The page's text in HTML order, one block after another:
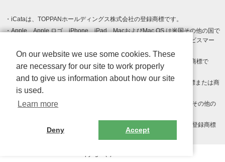
iCataは、TOPPANホールディングス株式会社の登録商標です。
Apple、Apple ロゴ、iPhone、iPad、MacおよびMac OS は米国その他の国で
登録された Apple Inc. の商標です。App Store は Apple Inc. のサービスマー
クです。
Android、Google Play および Google Play ロゴ は Google LLC の商標で
す。
Windows は Microsoft Inc.の米国およびその他の国における登録商標または商
標です。
Adobe、Adobe Reader、Adobe PDF は、Adobe Inc.の米国およびその他の
その他、記載されている会社名、商品名、ロゴは各社の商標または登録商標
On our website we use some cookies. These
are necessary for our site to work properly
and to give us information about how our site
is used.
Learn more
Deny Accept